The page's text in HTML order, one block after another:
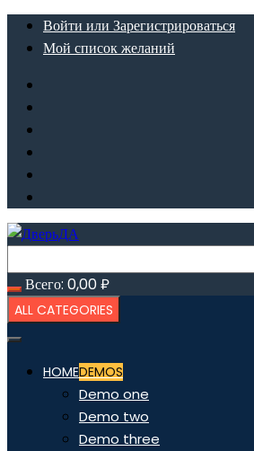
ПерейтиВойти или Зарегистрироваться
Мой список желаний
Всего: 0,00₽
ALL CATEGORIES
HOMEDEMOS
Demo one
Demo two
Demo three